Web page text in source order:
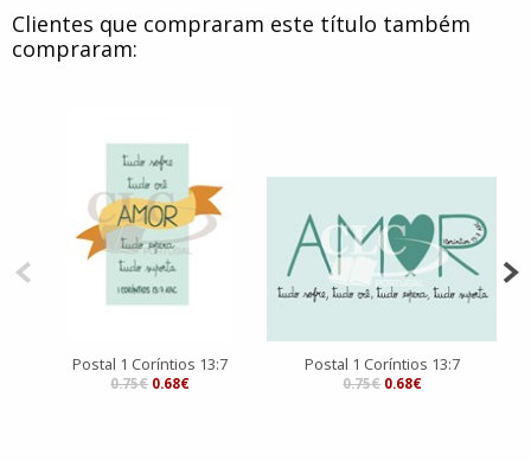
Clientes que compraram este título também
compraram:
Postal 1 Coríntios 13:7
0.75€ 0.68€
Postal 1 Coríntios 13:7
0.75€ 0.68€